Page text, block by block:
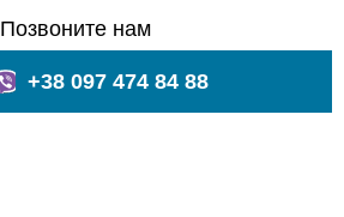
Позвоните нам
+38 097 474 84 88